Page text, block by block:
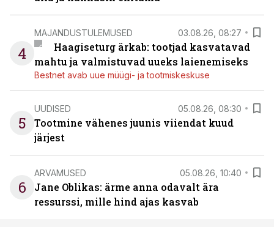
4
MAJANDUSTULEMUSED 03.08.26, 08:27
Haagiseturg ärkab: tootjad kasvatavad
mahtu ja valmistuvad uueks laienemiseks
Bestnet avab uue müügi- ja tootmiskeskuse
5
UUDISED 05.08.26, 08:30
Tootmine vähenes juunis viiendat kuud
järjest
6
ARVAMUSED 05.08.26, 10:40
Jane Oblikas: ärme anna odavalt ära
ressurssi, mille hind ajas kasvab